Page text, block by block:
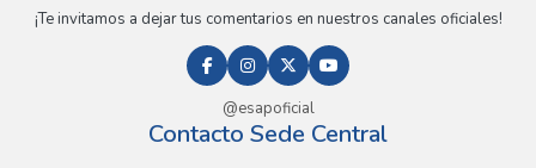
¡Te invitamos a dejar tus comentarios en nuestros canales oficiales!
@esapoficial
Contacto Sede Central